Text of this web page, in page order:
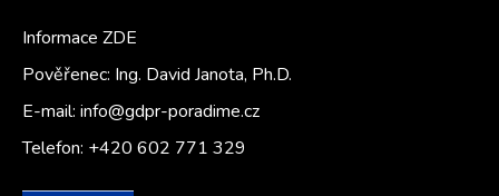
Informace ZDE
Pověřenec: Ing. David Janota, Ph.D.
E-mail: info@gdpr-poradime.cz
Telefon: +420 602 771 329